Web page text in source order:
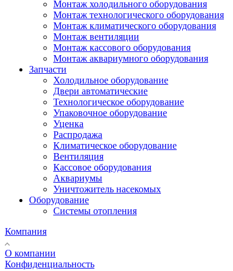
Монтаж холодильного оборудования
Монтаж технологического оборудования
Монтаж климатического оборудования
Монтаж вентиляции
Монтаж кассового оборудования
Монтаж аквариумного оборудования
Запчасти
Холодильное оборудование
Двери автоматические
Технологическое оборудование
Упаковочное оборудование
Уценка
Распродажа
Климатическое оборудование
Вентиляция
Кассовое оборудования
Аквариумы
Уничтожитель насекомых
Оборудование
Системы отопления
Компания
О компании
Конфиденциальность